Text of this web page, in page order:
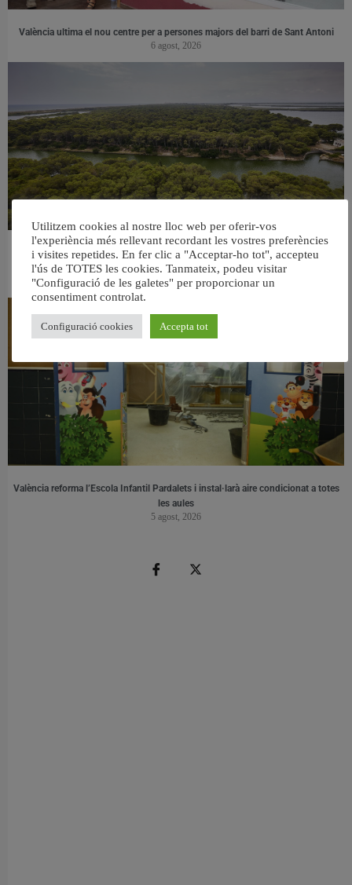
València ultima el nou centre per a persones majors del barri de Sant Antoni
6 agost, 2026
València retira prop de 15.000 litres de residus de la Devesa durant el mes de
juliol
6 agost, 2026
València reforma l’Escola Infantil Pardalets i instal·larà aire condicionat a totes
les aules
5 agost, 2026
Utilitzem cookies al nostre lloc web per oferir-vos
l'experiència més rellevant recordant les vostres preferències
i visites repetides. En fer clic a "Acceptar-ho tot", accepteu
l'ús de TOTES les cookies. Tanmateix, podeu visitar
"Configuració de les galetes" per proporcionar un
consentiment controlat.
Configuració cookies Accepta tot